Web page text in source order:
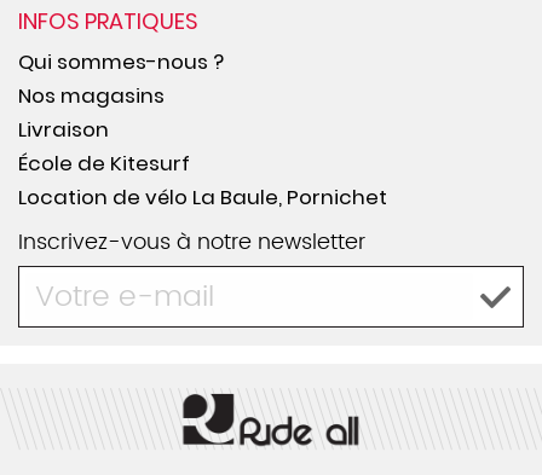
INFOS PRATIQUES
Qui sommes-nous ?
Nos magasins
Livraison
École de Kitesurf
Location de vélo La Baule, Pornichet
Inscrivez-vous à notre newsletter